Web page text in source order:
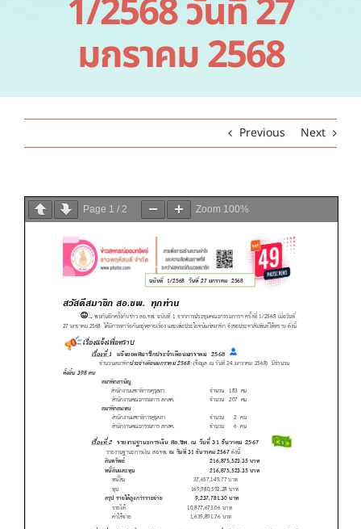
คำถามที่พบบ่อย
ติดต่อเรา
1/2568 วันที่ 27
มกราคม 2568
Previous Next
Page 1 / 2 Zoom 100%